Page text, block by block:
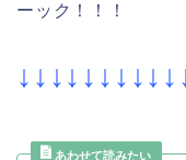
ーック！！！